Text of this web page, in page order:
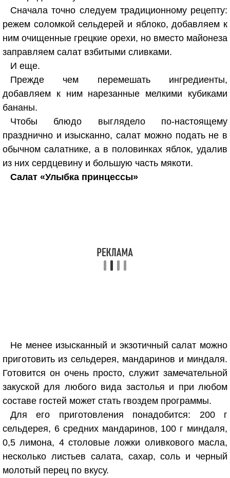
Сначала точно следуем традиционному рецепту:
режем соломкой сельдерей и яблоко, добавляем к
ним очищенные грецкие орехи, но вместо майонеза
заправляем салат взбитыми сливками.
И еще.
Прежде чем перемешать ингредиенты,
добавляем к ним нарезанные мелкими кубиками
бананы.
Чтобы блюдо выглядело по-настоящему
празднично и изысканно, салат можно подать не в
обычном салатнике, а в половинках яблок, удалив
из них сердцевину и большую часть мякоти.
Салат «Улыбка принцессы»
Не менее изысканный и экзотичный салат можно
приготовить из сельдерея, мандаринов и миндаля.
Готовится он очень просто, служит замечательной
закуской для любого вида застолья и при любом
составе гостей может стать гвоздем программы.
Для его приготовления понадобится: 200 г
сельдерея, 6 средних мандаринов, 100 г миндаля,
0,5 лимона, 4 столовые ложки оливкового масла,
несколько листьев салата, сахар, соль и черный
молотый перец по вкусу.